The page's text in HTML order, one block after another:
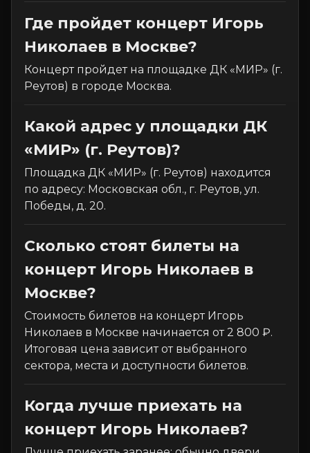
Где пройдет концерт Игорь
Николаев в Москве?
Концерт пройдет на площадке ДК «МИР» (г.
Реутов) в городе Москва.
Какой адрес у площадки ДК
«МИР» (г. Реутов)?
Площадка ДК «МИР» (г. Реутов) находится
по адресу: Московская обл., г. Реутов, ул.
Победы, д. 20.
Сколько стоят билеты на
концерт Игорь Николаев в
Москве?
Стоимость билетов на концерт Игорь
Николаев в Москве начинается от 2 800 ₽.
Итоговая цена зависит от выбранного
сектора, места и доступности билетов.
Когда лучше приехать на
концерт Игорь Николаев?